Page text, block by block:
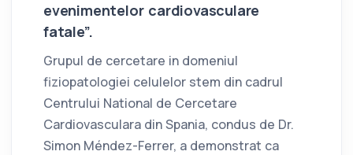
evenimentelor cardiovasculare
fatale”.
Grupul de cercetare in domeniul
fiziopatologiei celulelor stem din cadrul
Centrului National de Cercetare
Cardiovasculara din Spania, condus de Dr.
Simon Méndez-Ferrer, a demonstrat ca